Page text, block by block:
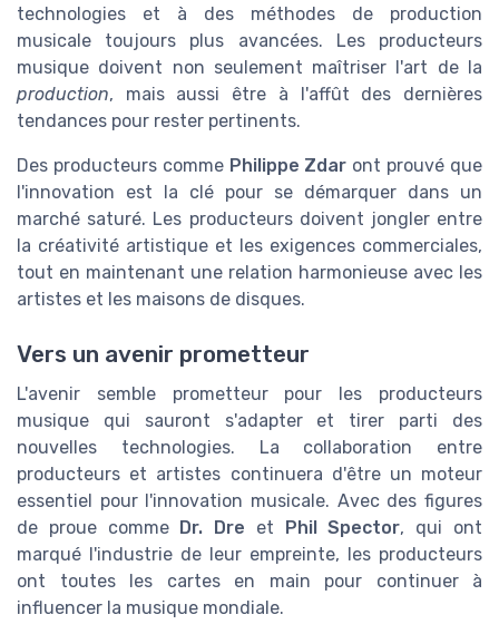
technologies et à des méthodes de production
musicale toujours plus avancées. Les producteurs
musique doivent non seulement maîtriser l'art de la
production, mais aussi être à l'affût des dernières
tendances pour rester pertinents.
Des producteurs comme Philippe Zdar ont prouvé que
l'innovation est la clé pour se démarquer dans un
marché saturé. Les producteurs doivent jongler entre
la créativité artistique et les exigences commerciales,
tout en maintenant une relation harmonieuse avec les
artistes et les maisons de disques.
Vers un avenir prometteur
L'avenir semble prometteur pour les producteurs
musique qui sauront s'adapter et tirer parti des
nouvelles technologies. La collaboration entre
producteurs et artistes continuera d'être un moteur
essentiel pour l'innovation musicale. Avec des figures
de proue comme Dr. Dre et Phil Spector, qui ont
marqué l'industrie de leur empreinte, les producteurs
ont toutes les cartes en main pour continuer à
influencer la musique mondiale.